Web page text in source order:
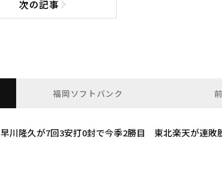
次の記事次の記事へ
福岡ソフトバンク
早川隆久が7回3安打0封で今季2勝目 東北楽天が連敗